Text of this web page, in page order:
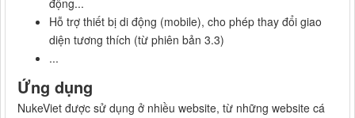
động...
Hỗ trợ thiết bị di động (mobile), cho phép thay đổi giao
diện tương thích (từ phiên bản 3.3)
...
Ứng dụng
NukeViet được sử dụng ở nhiều website, từ những website cá